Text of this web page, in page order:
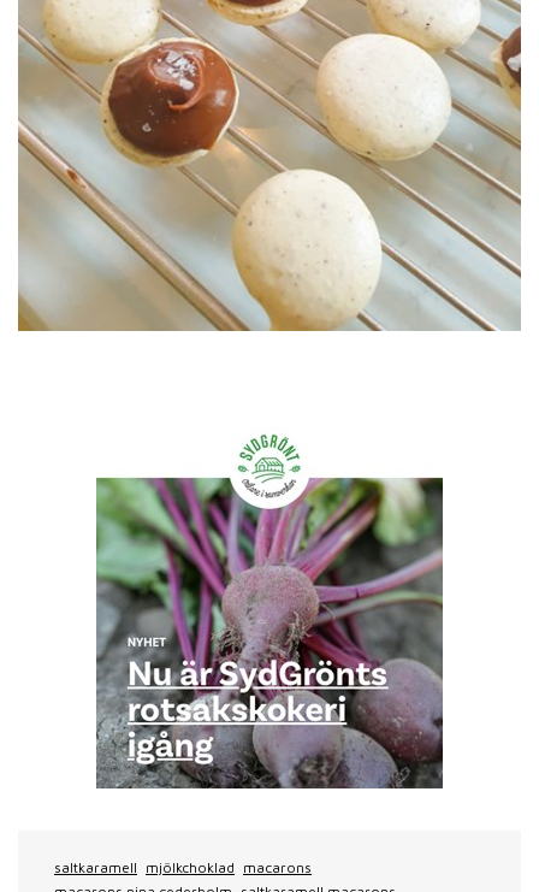
saltkaramell mjölkchoklad macarons